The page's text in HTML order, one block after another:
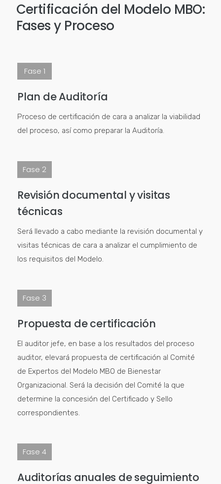
Certificación del Modelo MBO:
Fases y Proceso
Fase 1
Plan de Auditoría
Proceso de certificación de cara a analizar la viabilidad
del proceso, así como preparar la Auditoría.
Fase 2
Revisión documental y visitas
técnicas
Será llevado a cabo mediante la revisión documental y
visitas técnicas de cara a analizar el cumplimiento de
los requisitos del Modelo.
Fase 3
Propuesta de certificación
El auditor jefe, en base a los resultados del proceso
auditor, elevará propuesta de certificación al Comité
de Expertos del Modelo MBO de Bienestar
Organizacional. Será la decisión del Comité la que
determine la concesión del Certificado y Sello
correspondientes.
Fase 4
Auditorías anuales de seguimiento